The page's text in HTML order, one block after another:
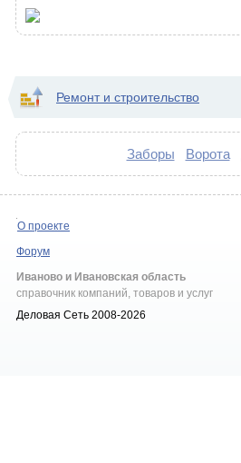
Ремонт и строительство
Заборы Ворота
О проекте
Форум
Иваново и Ивановская область
справочник компаний, товаров и услуг
Деловая Сеть 2008-2026